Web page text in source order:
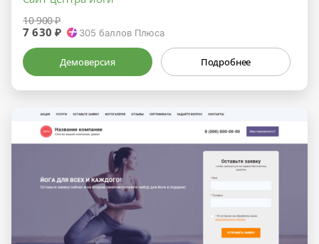
10 900 ₽
7 630 ₽ 305 баллов Плюса
Демоверсия Подробнее